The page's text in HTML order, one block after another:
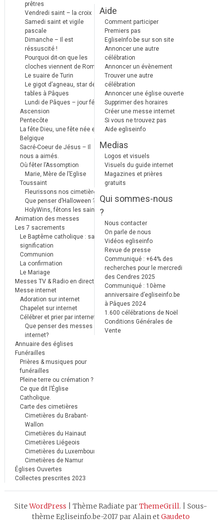
prêtres
Vendredi saint – la croix
Samedi saint et vigile
pascale
Dimanche – Il est
réssuscité !
Pourquoi dit-on que les
cloches viennent de Rome ?
Le suaire de Turin
Le gigot d’agneau, star des
tables à Pâques
Lundi de Pâques – jour férié
Ascension
Pentecôte
La fête Dieu, une fête née en
Belgique
Sacré-Coeur de Jésus – Il
nous a aimés.
Où fêter l’Assomption
Marie, Mère de l’Eglise
Toussaint
Fleurissons nos cimetières
Que penser d’Halloween ?
HolyWins, fêtons les saints !
Animation des messes
Les 7 sacrements
Le Baptême catholique : sa
signification
Communion
La confirmation
Le Mariage
Messes TV & Radio en direct
Messe internet
Adoration sur internet
Chapelet sur internet
Célébrer et prier par internet
Que penser des messes
internet?
Annuaire des églises
Funérailles
Prières & musiques pour
funérailles
Pleine terre ou crémation ?
Ce que dit l’Église
Catholique.
Carte des cimetières
Cimetières du Brabant-
Wallon
Cimetières du Hainaut
Cimetières Liégeois
Cimetières du Luxembourg
Cimetières de Namur
Églises Ouvertes
Collectes prescrites 2023
Aide
Comment participer
Premiers pas
EgliseInfo.be sur son site
Annoncer une autre
célébration
Annoncer un évènement
Trouver une autre
célébration
Annoncer une église ouverte
Supprimer des horaires
Créer une messe internet
Si vous ne trouvez pas
Aide egliseinfo
Medias
Logos et visuels
Visuels du guide internet
Magazines et prières
gratuits
Qui sommes-nous
?
Nous contacter
On parle de nous
Vidéos egliseinfo
Revue de presse
Communiqué : +64% des
recherches pour le mercredi
des Cendres 2025
Communiqué : 10ème
anniversaire d’egliseinfo.be
à Pâques 2024
1.600 célébrations de Noël
Conditions Générales de
Vente
SiteWordPress |Thème Radiate parThemeGrill. |Sous-
thème Egliseinfo.be-2017 par Alain etGaudeto